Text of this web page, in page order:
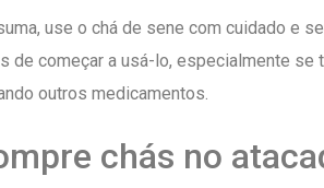
use o chá de sene com cuidado e
de começar a usá-lo, especialmente
outros medicamentos.
chás no